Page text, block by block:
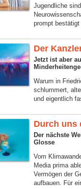
Jugendliche
prompt
Der
Jetzt ist aber
Warum in
schlummert,
und eigentlich
Durch uns
Der nächste
Glosse
Vom
Media prima
Vermögen der
aufbauen. Für